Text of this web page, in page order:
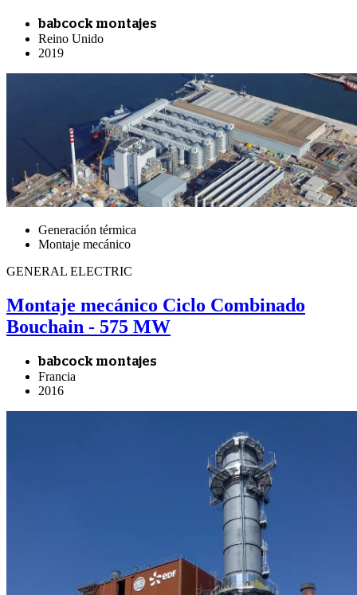
babcock montajes
Reino Unido
2019
Generación térmica
Montaje mecánico
GENERAL ELECTRIC
Montaje mecánico Ciclo Combinado
Bouchain - 575 MW
babcock montajes
Francia
2016